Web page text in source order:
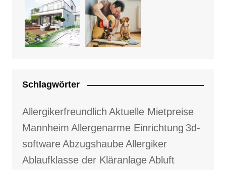
Schlagwörter
Allergikerfreundlich Aktuelle Mietpreise
Mannheim Allergenarme Einrichtung 3d-
softwareAbzugshaubeAllergiker
Ablaufklasse der KläranlageAbluft